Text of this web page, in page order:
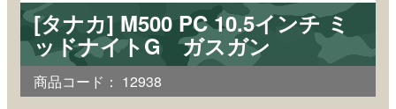
[タナカ] M500 PC 10.5インチ ミ
ッドナイトG ガスガン
商品コード： 12938